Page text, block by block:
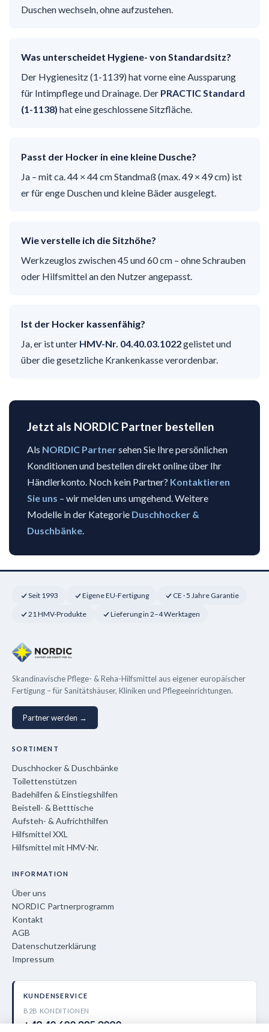
Duschen wechseln, ohne aufzustehen.
Was unterscheidet Hygiene- von Standardsitz?
Der Hygienesitz (1-1139) hat vorne eine Aussparung
für Intimpflege und Drainage. Der PRACTIC Standard
(1-1138) hat eine geschlossene Sitzfläche.
Passt der Hocker in eine kleine Dusche?
Ja – mit ca. 44 × 44 cm Standmaß (max. 49 × 49 cm) ist
er für enge Duschen und kleine Bäder ausgelegt.
Wie verstelle ich die Sitzhöhe?
Werkzeuglos zwischen 45 und 60 cm – ohne Schrauben
oder Hilfsmittel an den Nutzer angepasst.
Ist der Hocker kassenfähig?
Ja, er ist unter HMV-Nr. 04.40.03.1022gelistet und
über die gesetzliche Krankenkasse verordenbar.
Jetzt als NORDIC Partner bestellen
Als NORDIC Partnersehen Sie Ihre persönlichen
Konditionen und bestellen direkt online über Ihr
Händlerkonto. Noch kein Partner? Kontaktieren
Sie uns – wir melden uns umgehend. Weitere
Modelle in der Kategorie Duschhocker &
Duschbänke.
Seit 1993 Eigene EU-Fertigung CE · 5 Jahre Garantie
21 HMV-Produkte Lieferung in 2–4 Werktagen
Skandinavische Pflege- & Reha-Hilfsmittel aus eigener europäischer
Fertigung – für Sanitätshäuser, Kliniken und Pflegeeinrichtungen.
Partner werden →
SORTIMENT
Duschhocker & Duschbänke
Toilettenstützen
Badehilfen & Einstiegshilfen
Beistell- & Betttische
Aufsteh- & Aufrichthilfen
Hilfsmittel XXL
Hilfsmittel mit HMV-Nr.
INFORMATION
Über uns
NORDIC Partnerprogramm
Kontakt
AGB
Datenschutzerklärung
Impressum
KUNDENSERVICE
B2B KONDITIONEN
+49 40 600 385 3090